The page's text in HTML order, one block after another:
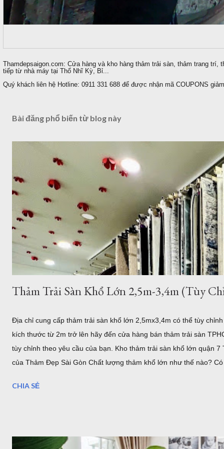
Thamdepsaigon.com: Cửa hàng và kho hàng thảm trải sàn, thảm trang
tiếp từ nhà máy tại Thổ Nhĩ Kỳ, Bỉ...
Quý khách liên hệ Hotline: 0911 331 688 để được nhận mã COUPONS
Bài đăng phổ biến từ blog này
Thảm Trải Sàn Khổ Lớn 2,5m-3,4m (Tùy
Địa chỉ cung cấp thảm trải sàn khổ lớn 2,5mx3,4m có thể tùy
kích thước từ 2m trở lên hãy đến cửa hàng bán thảm trải sàn
tùy chỉnh theo yêu cầu của bạn. Kho thảm trải sàn khổ lớn quận
của Thảm Đẹp Sài Gòn Chất lượng thảm khổ lớn như thế nào?
Là đơn vị cung cấp thảm trải sàn - thảm trang trí nhà tại Hồ Chí
CHIA SẺ